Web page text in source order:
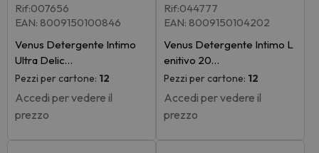
Rif:007656
EAN: 8009150100846
Venus Detergente Intimo
Ultra Delic…
Pezzi per cartone: 12
Accedi per vedere il
prezzo
Rif:044777
EAN: 8009150104202
Venus Detergente Intimo L
enitivo 20…
Pezzi per cartone: 12
Accedi per vedere il
prezzo